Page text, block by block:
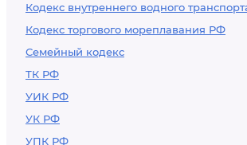
Кодекс внутреннего водного
Кодекс торгового мореплавания РФ
Семейный кодекс
ТК РФ
УИК РФ
УК РФ
УПК РФ